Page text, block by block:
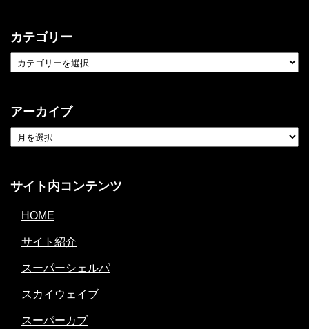
カテゴリー
アーカイブ
サイト内コンテンツ
HOME
サイト紹介
スーパーシェルパ
スカイウェイブ
スーパーカブ